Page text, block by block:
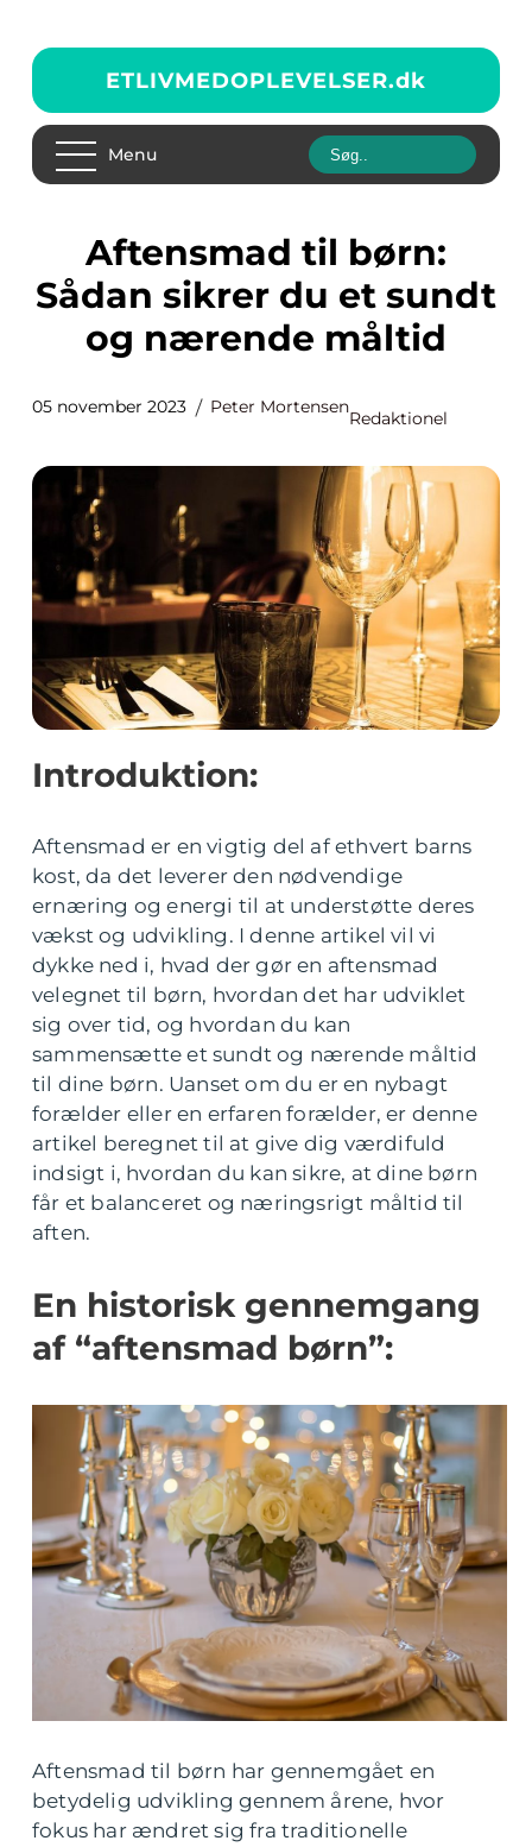
ETLIVMEDOPLEVELSER.dk
Menu
Aftensmad til børn:
Sådan sikrer du et sundt
og nærende måltid
05 november 2023 Peter Mortensen
Redaktionel
Introduktion:
Aftensmad er en vigtig del af ethvert barns
kost, da det leverer den nødvendige
ernæring og energi til at understøtte deres
vækst og udvikling. I denne artikel vil vi
dykke ned i, hvad der gør en aftensmad
velegnet til børn, hvordan det har udviklet
sig over tid, og hvordan du kan
sammensætte et sundt og nærende måltid
til dine børn. Uanset om du er en nybagt
forælder eller en erfaren forælder, er denne
artikel beregnet til at give dig værdifuld
indsigt i, hvordan du kan sikre, at dine børn
får et balanceret og næringsrigt måltid til
aften.
En historisk gennemgang
af “aftensmad børn”:
Aftensmad til børn har gennemgået en
betydelig udvikling gennem årene, hvor
fokus har ændret sig fra traditionelle